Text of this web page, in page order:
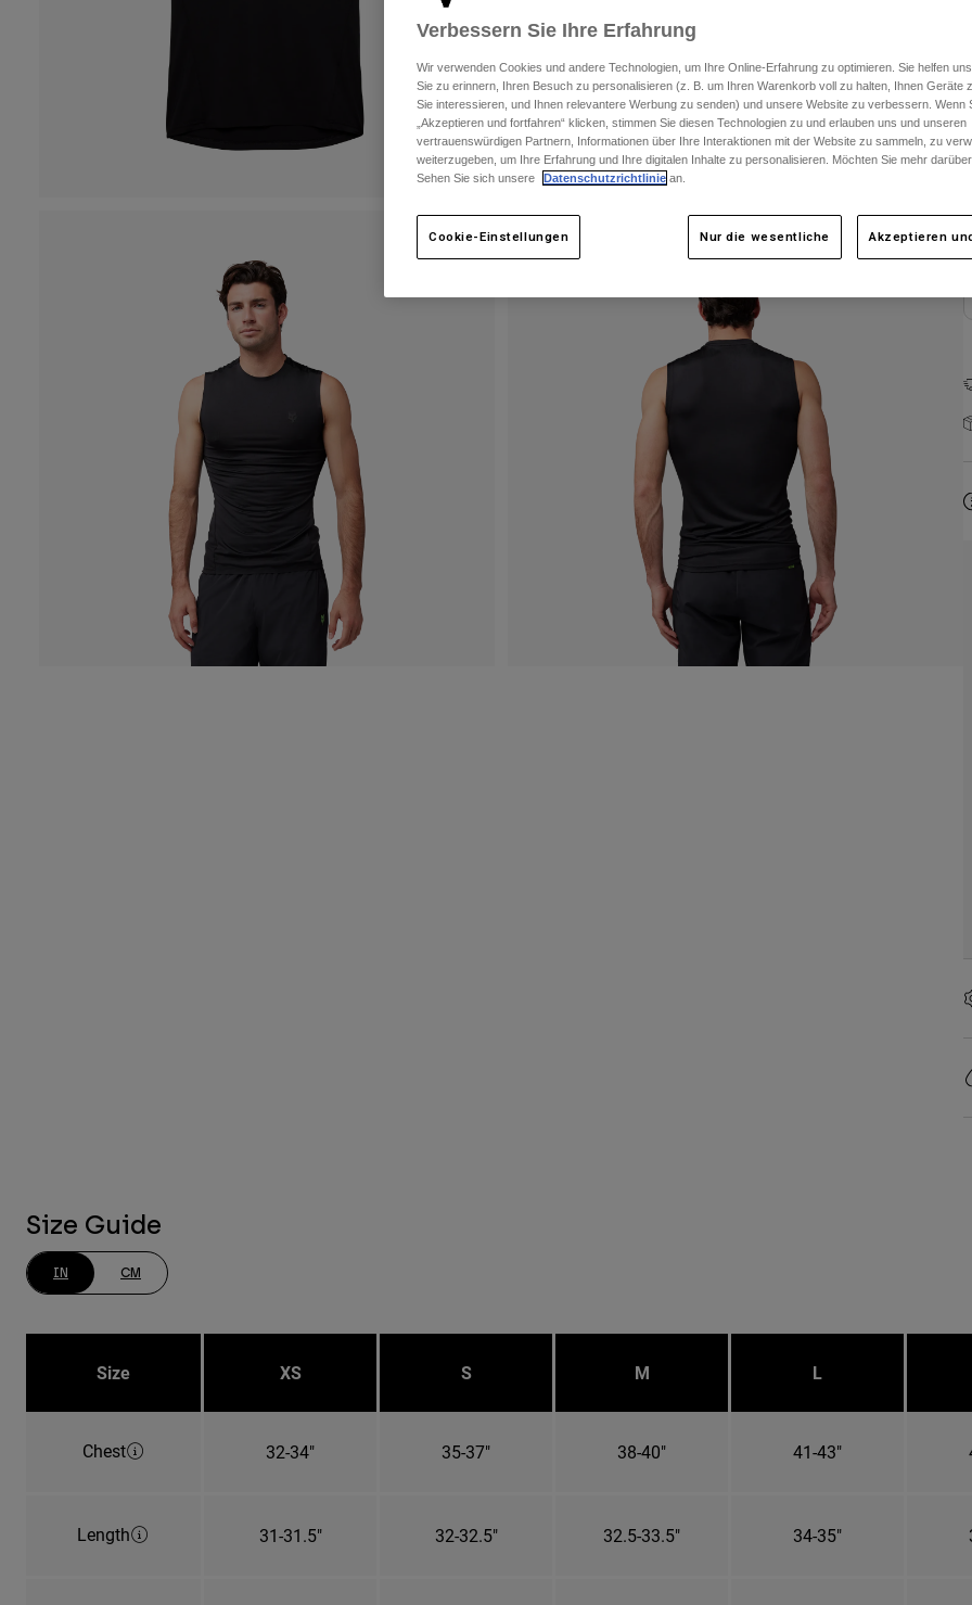
Size Guide
IN CM
Size XS S M L
Chest 32-34" 35-37" 38-40" 41-43"
Length 31-31.5" 32-32.5" 32.5-33.5" 34-35"
Verbessern Sie Ihre Erfahrung
Wir verwenden Cookies und andere Technologien, um Ihre Online-Erfahrung zu optimieren. Sie helfen
Sie zu erinnern, Ihren Besuch zu personalisieren (z. B. um Ihren Warenkorb voll zu halten, Ihnen Geräte
Sie interessieren, und Ihnen relevantere Werbung zu senden) und unsere Website zu verbessern. Wenn
„Akzeptieren und fortfahren“ klicken, stimmen Sie diesen Technologien zu und erlauben uns und unseren
vertrauenswürdigen Partnern, Informationen über Ihre Interaktionen mit der Website zu sammeln, zu
weiterzugeben, um Ihre Erfahrung und Ihre digitalen Inhalte zu personalisieren. Möchten Sie mehr
Sehen Sie sich unsere
Datenschutzrichtlinie an.
Cookie-Einstellungen Nur die wesentliche Akzeptieren